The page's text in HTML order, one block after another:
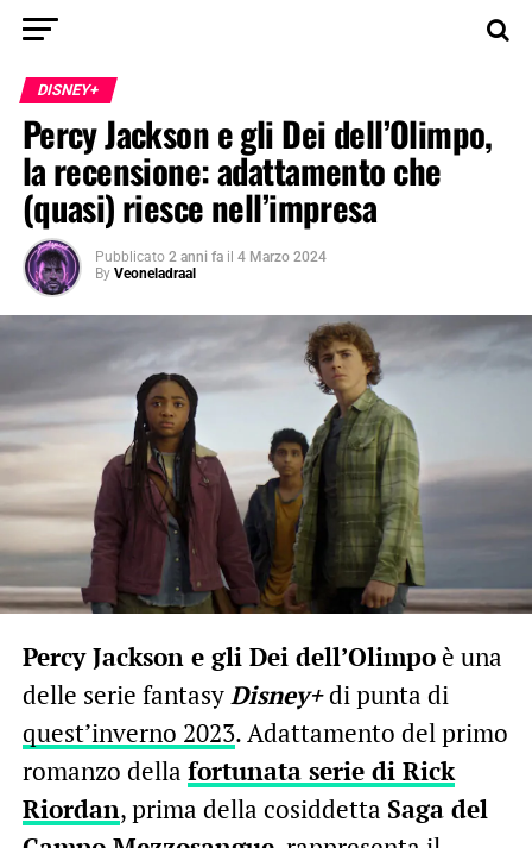
DISNEY+
Percy Jackson e gli Dei dell’Olimpo,
la recensione: adattamento che
(quasi) riesce nell’impresa
Pubblicato 2 anni fa il 4 Marzo 2024
By Veoneladraal
Percy Jackson e gli Dei dell’Olimpoè una
delle serie fantasyDisney+di punta di
quest’inverno 2023. Adattamento del primo
romanzo della fortunata serie di Rick
Riordan, prima della cosiddetta Saga del